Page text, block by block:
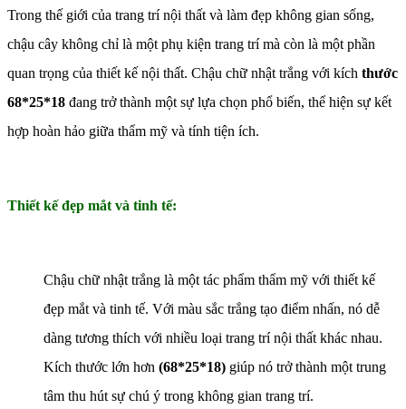
Trong thế giới của trang trí nội thất và làm đẹp không gian sống,
chậu cây không chỉ là một phụ kiện trang trí mà còn là một phần
quan trọng của thiết kế nội thất. Chậu chữ nhật trắng với kích thước
68*25*18 đang trở thành một sự lựa chọn phổ biến, thể hiện sự kết
hợp hoàn hảo giữa thẩm mỹ và tính tiện ích.
Thiết kế đẹp mắt và tinh tế:
Chậu chữ nhật trắng là một tác phẩm thẩm mỹ với thiết kế
đẹp mắt và tinh tế. Với màu sắc trắng tạo điểm nhấn, nó dễ
dàng tương thích với nhiều loại trang trí nội thất khác nhau.
Kích thước lớn hơn (68*25*18) giúp nó trở thành một trung
tâm thu hút sự chú ý trong không gian trang trí.